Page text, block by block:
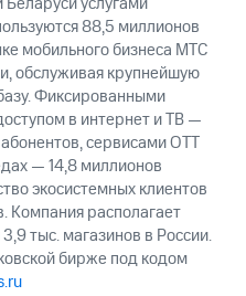
88,5 миллионов
мобильного бизнеса МТС
обслуживая крупнейшую
Фиксированными
в интернет и ТВ —
сервисами OTT
— 14,8 миллионов
экосистемных клиентов
Компания располагает
тыс. магазинов в России.
бирже под кодом